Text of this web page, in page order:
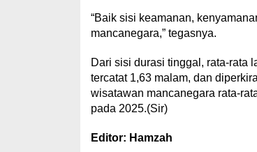
“Baik sisi keamanan,
mancanegara,” tegasnya.
Dari sisi durasi tinggal, rata-rata
tercatat 1,63 malam, dan
wisatawan mancanegara rata-
pada 2025.(Sir)
Editor: Hamzah